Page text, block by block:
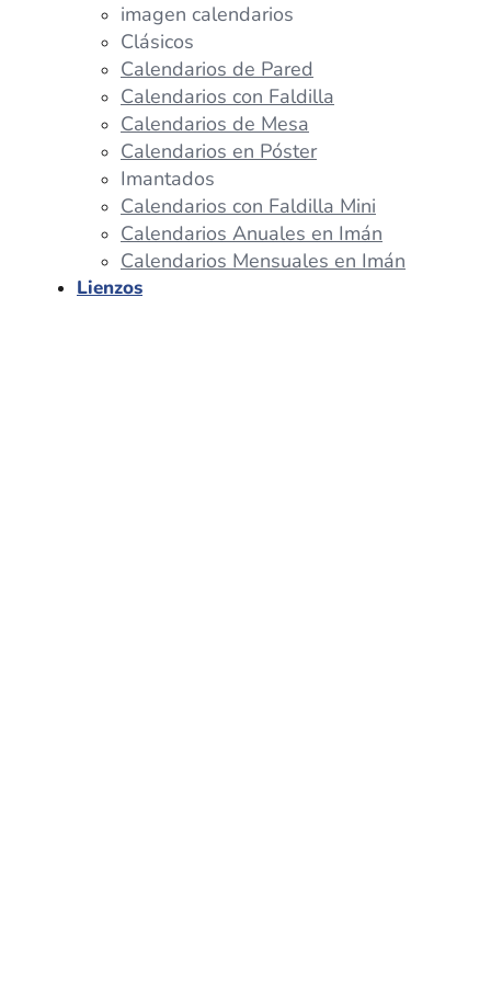
imagen calendarios
Clásicos
Calendarios de Pared
Calendarios con Faldilla
Calendarios de Mesa
Calendarios en Póster
Imantados
Calendarios con Faldilla Mini
Calendarios Anuales en Imán
Calendarios Mensuales en Imán
Lienzos